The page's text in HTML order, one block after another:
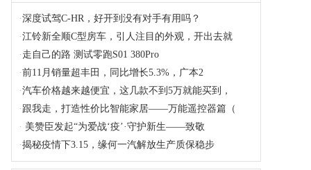
·深度试驾C-HR，好开到没有对手有用吗？
·江铃新全顺C型房车，引人注目的外观，开出去就
· 走自己的路 测试零跑S01 380Pro
·前11月销量超丰田，同比增长5.3%，广本2
·汽车价格越来越便宜，这几款不到5万就能买到，
· 跟我走，打造性价比智能家居——万能遥控器篇（
· 美赞臣发起“为爱战‘疫’·守护新生——致敬
·揭秘疫情下3.15，缘何一汽解放生产质保稳步